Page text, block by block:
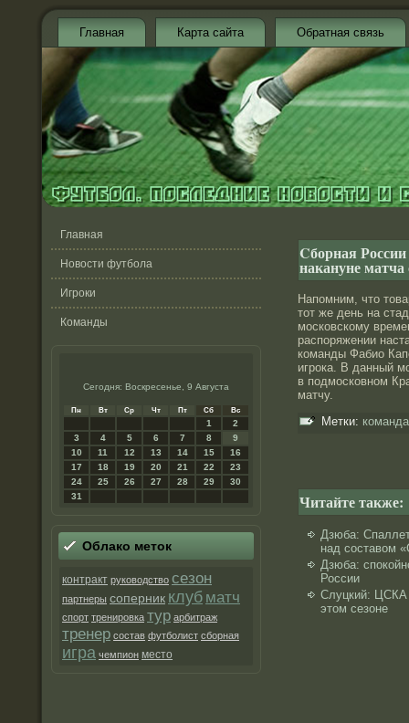
Главная Карта сайта Обратная связь
Главная
Новости футбола
Игроки
Команды
Сегодня: Воскресенье, 9 Августа
Пн Вт Ср Чт Пт Сб Вс
1
2
3
4 5 6 7 8
9
10
11 12 13 14 15
16
17
18 19 20 21 22
23
24
25 26 27 28 29
30
31
Облако метοк
контракт руководство сезон
партнеры соперник клуб матч
спорт тренировка тур арбитраж
тренер состав футболист сборная
игра чемпион место
Cборная
накануне
Напомним, что
тот же день на
московскому
распоряжении
команды Фабио
игрока. В данный
в подмосковном
матчу.
Метки: команда
Читайте также:
Дзюба:
над составом
Дзюба:
России
Cлуцкий:
этом сезоне